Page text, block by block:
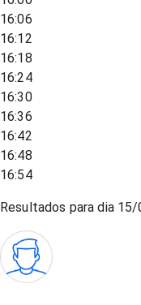
16:06
16:12
16:18
16:24
16:30
16:36
16:42
16:48
16:54
Resultados para dia 15/